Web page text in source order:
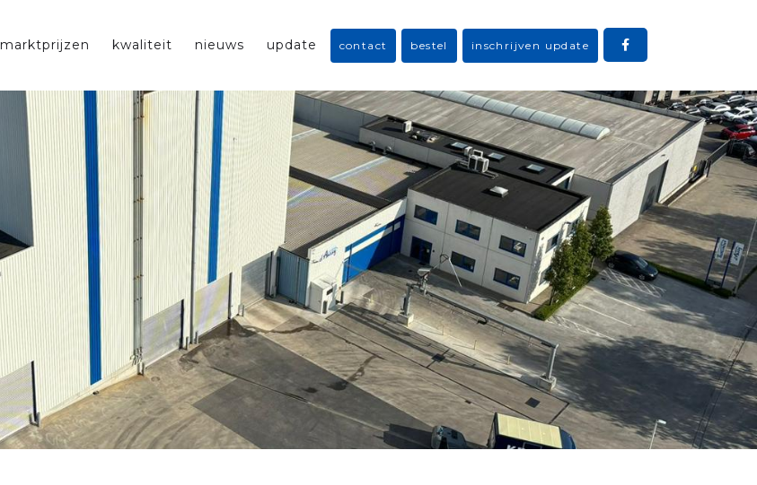
marktprijzen kwaliteit nieuws update contact bestel inschrijven update 